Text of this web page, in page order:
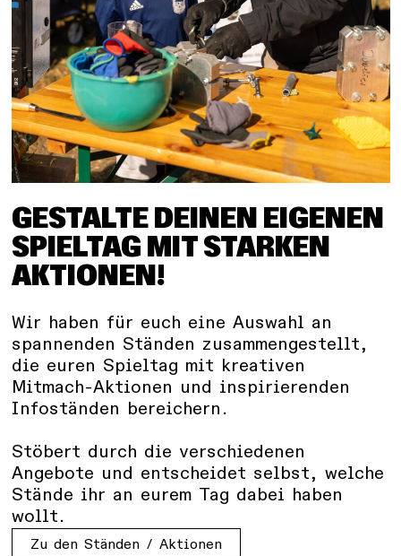
GESTALTE DEINEN EIGENEN
SPIELTAG MIT STARKEN
AKTIONEN!
Wir haben für euch eine Auswahl an
spannenden Ständen zusammengestellt,
die euren Spieltag mit kreativen
Mitmach-Aktionen und inspirierenden
Infoständen bereichern.
Stöbert durch die verschiedenen
Angebote und entscheidet selbst, welche
Stände ihr an eurem Tag dabei haben
wollt.
Zu den Ständen / Aktionen